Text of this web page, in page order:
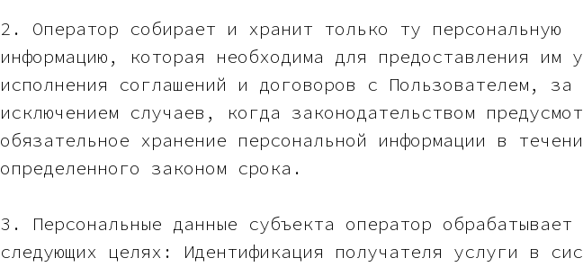
2. Оператор собирает и хранит только ту персональную
информацию, которая необходима для предоставления им
исполнения соглашений и договоров с Пользователем, за
исключением случаев, когда законодательством
обязательное хранение персональной информации в
определенного законом срока.
3. Персональные данные субъекта оператор обрабатывает
следующих целях: Идентификация получателя услуги в